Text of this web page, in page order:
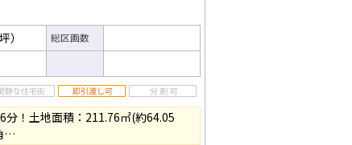
）
総区画数
！土地面積：211.76㎡(約64.05
…